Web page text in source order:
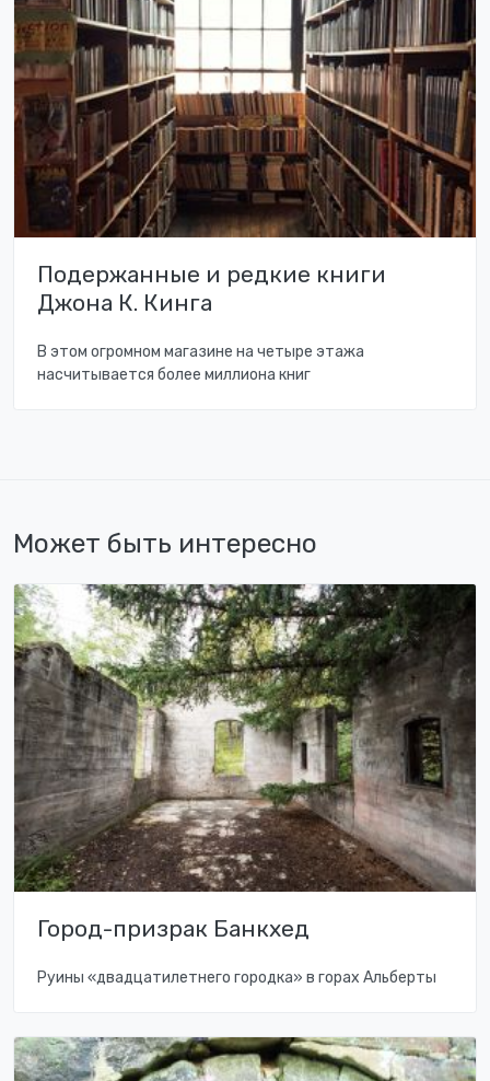
Подержанные и редкие книги
Джона К. Кинга
В этом огромном магазине на четыре этажа
насчитывается более миллиона книг
Может быть интересно
Город-призрак Банкхед
Руины «двадцатилетнего городка» в горах Альберты